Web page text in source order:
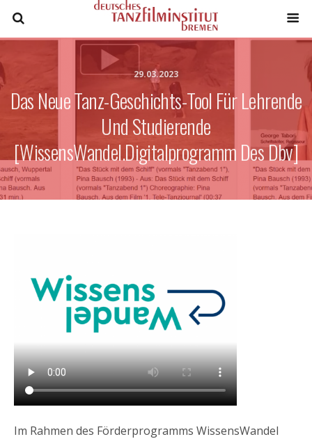
29.03.2023
Das Neue Tanz-Geschichts-Tool Für Lehrende
Und Studierende
[WissensWandel.Digitalprogramm Des Dbv]
Im Rahmen des Förderprogramms WissensWandel